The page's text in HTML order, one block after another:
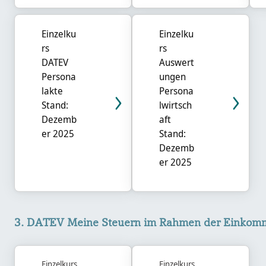
Einzelku
rs
DATEV
Persona
lakte
Stand:
Dezemb
er 2025
Einzelku
rs
Auswert
ungen
Persona
lwirtsch
aft
Stand:
Dezemb
er 2025
3. DATEV Meine Steuern im Rahmen der Einkommensteuer
3. DATEV Meine Steuern im Rahmen der